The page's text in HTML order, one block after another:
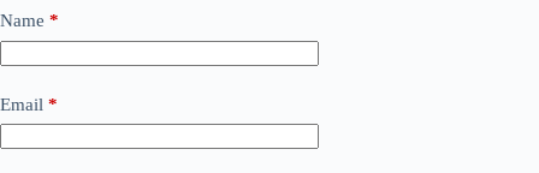
Name *
Email *